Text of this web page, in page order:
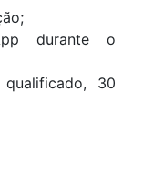
durante o
30